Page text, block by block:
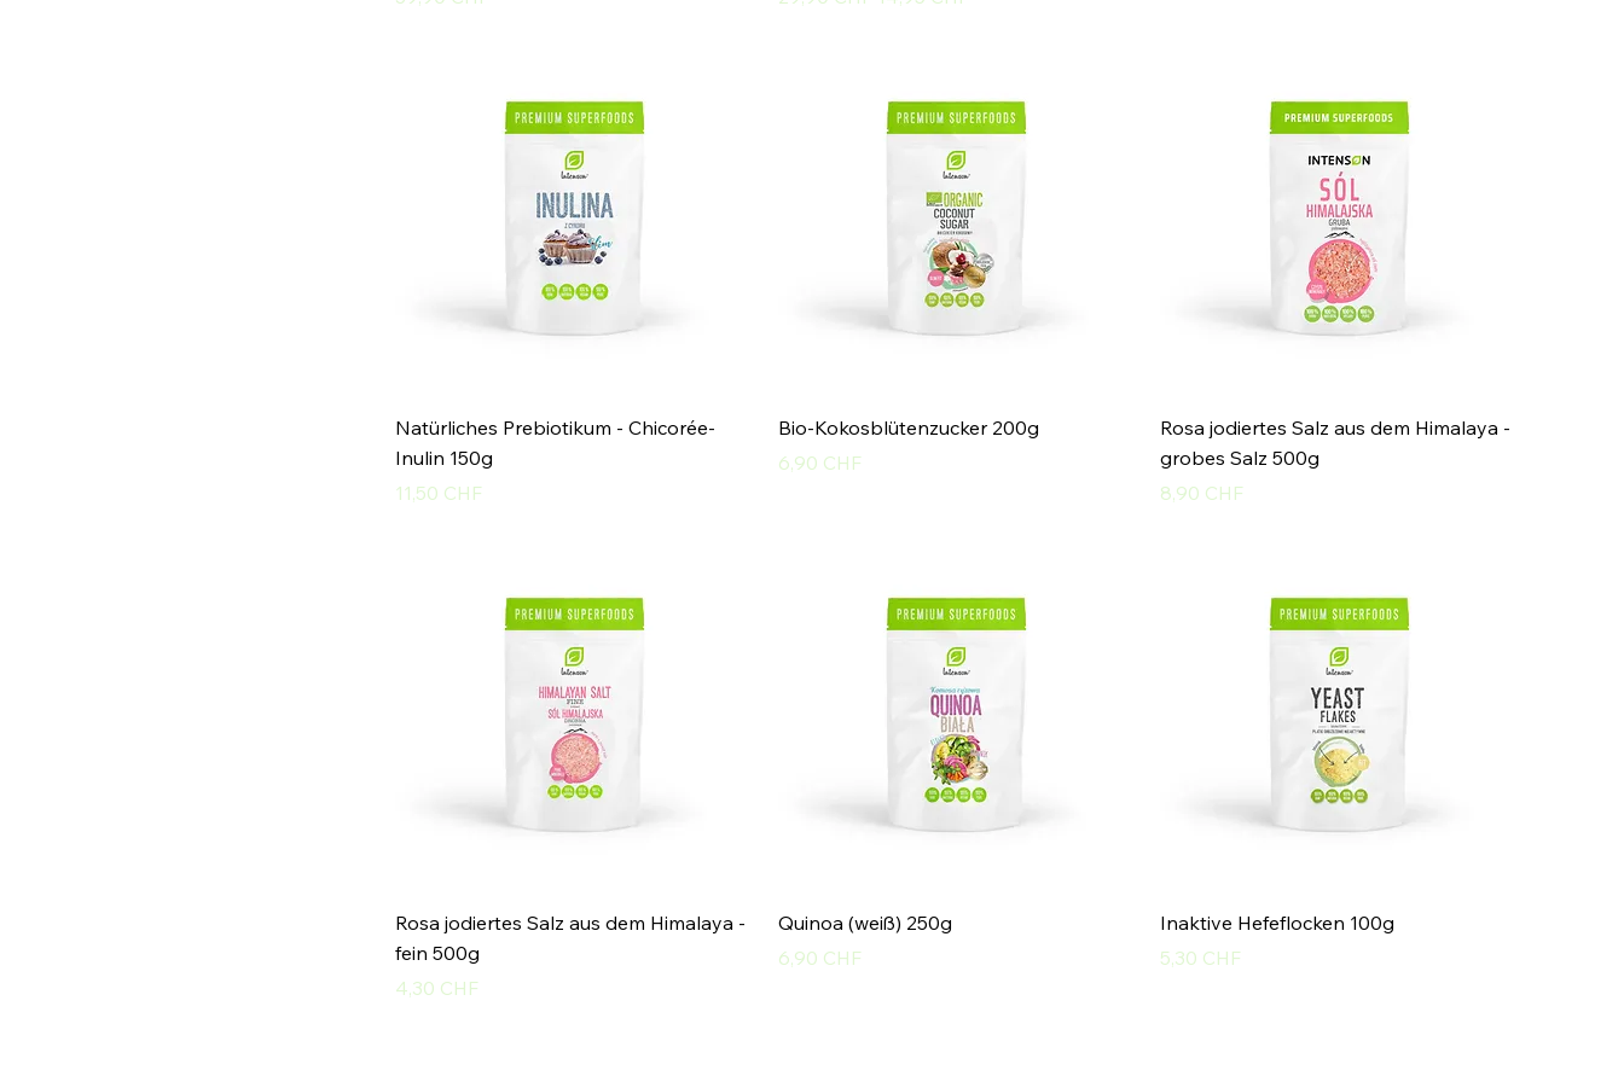
Natürliches Prebiotikum - Chicorée-
Inulin 150g
Preis
11,50 CHF
Bio-Kokosblütenzucker 200g
Preis
6,90 CHF
Rosa jodiertes Salz aus dem Himalaya -
grobes Salz 500g
Preis
8,90 CHF
Rosa jodiertes Salz aus dem Himalaya -
fein 500g
Preis
4,30 CHF
Quinoa (weiß) 250g
Preis
6,90 CHF
Inaktive Hefeflocken 100g
Preis
5,30 CHF